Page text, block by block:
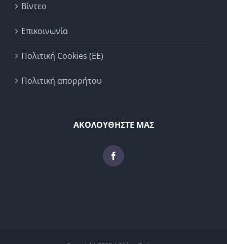
Βίντεο
Επικοινωνία
Πολιτική Cookies (ΕΕ)
Πολιτική απορρήτου
ΑΚΟΛΟΥΘΗΣΤΕ ΜΑΣ